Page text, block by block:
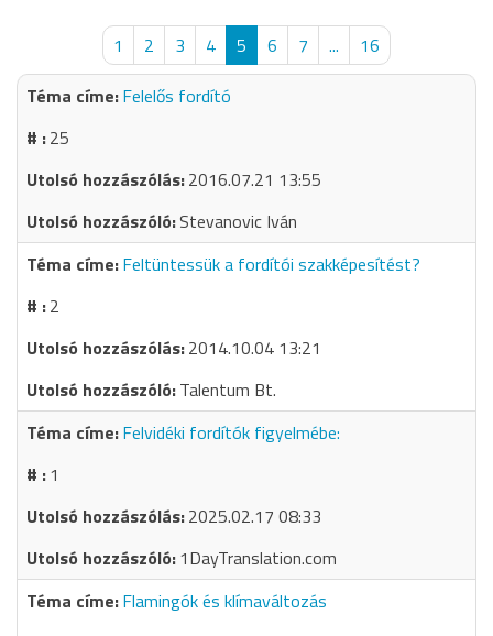
1 2 3 4 5 6 7 ...
16
Felelős fordító
25
2016.07.21 13:55
Stevanovic Iván
Feltüntessük a fordítói szakképesítést?
2
2014.10.04 13:21
Talentum Bt.
Felvidéki fordítók figyelmébe:
1
2025.02.17 08:33
1DayTranslation.com
Flamingók és klímaváltozás